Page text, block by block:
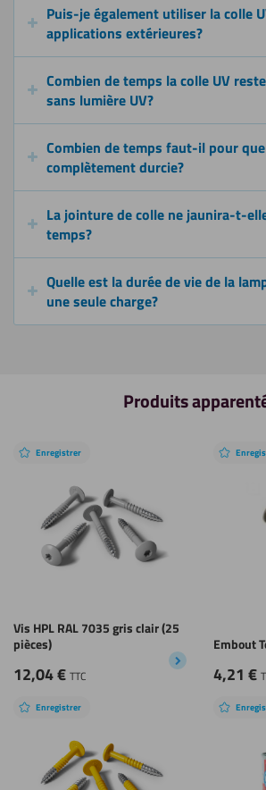
Puis-je également utiliser la colle
applications extérieures?
Combien de temps la colle UV
sans lumière UV?
Combien de temps faut-il pour
complètement durcie?
La jointure de colle ne jaunira-t-
temps?
Quelle est la durée de vie de la
une seule charge?
Produits
Enregistrer
Vis HPL RAL 7035 gris clair (25
pièces)
12,04€ TTC
Embout
4,21 €
Enregistrer